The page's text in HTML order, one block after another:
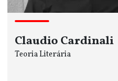
Claudio Cardinali
Teoria Literária